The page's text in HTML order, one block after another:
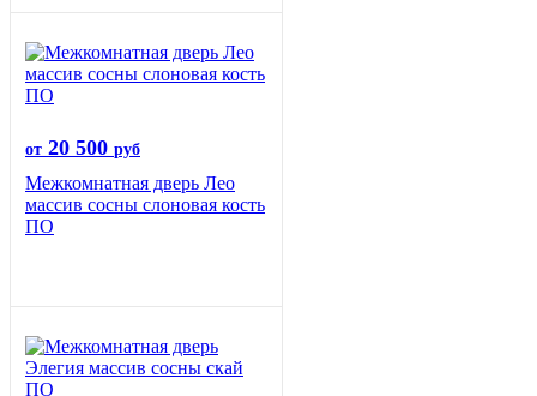
от 20 500 руб
Межкомнатная дверь Лео
массив сосны слоновая кость
ПО